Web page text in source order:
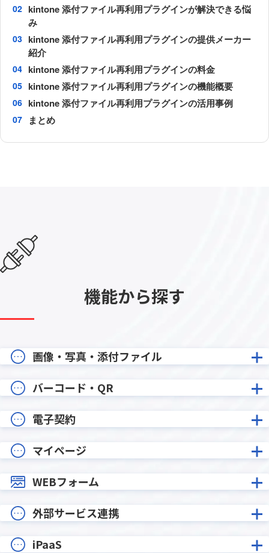
kintone 添付ファイル再利用プラグインが解決できる悩
み
kintone 添付ファイル再利用プラグインの提供メーカー
紹介
kintone 添付ファイル再利用プラグインの料金
kintone 添付ファイル再利用プラグインの機能概要
kintone 添付ファイル再利用プラグインの活用事例
まとめ
機能から探す
画像・写真・添付ファイル
バーコード・QR
電子契約
マイページ
WEBフォーム
外部サービス連携
iPaaS